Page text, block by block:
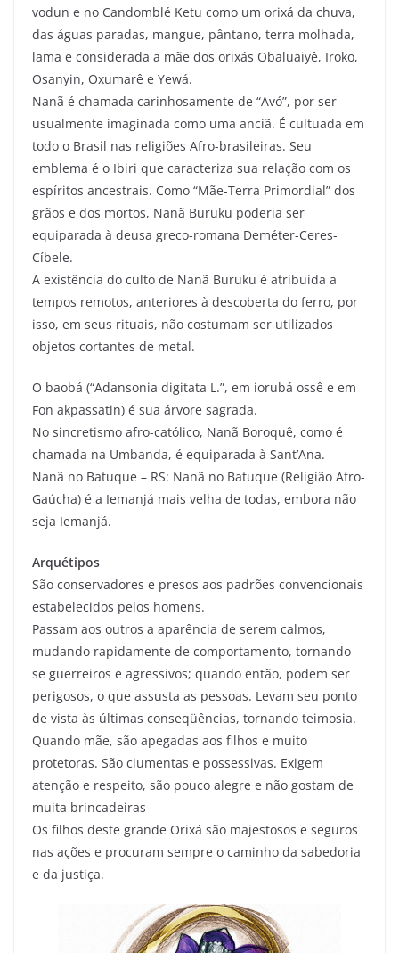
vodun e no Candomblé Ketu como um orixá da chuva,
das águas paradas, mangue, pântano, terra molhada,
lama e considerada a mãe dos orixás Obaluaiyê, Iroko,
Osanyin, Oxumarê e Yewá.
Nanã é chamada carinhosamente de “Avó”, por ser
usualmente imaginada como uma anciã. É cultuada em
todo o Brasil nas religiões Afro-brasileiras. Seu
emblema é o Ibiri que caracteriza sua relação com os
espíritos ancestrais. Como “Mãe-Terra Primordial” dos
grãos e dos mortos, Nanã Buruku poderia ser
equiparada à deusa greco-romana Deméter-Ceres-
Cíbele.
A existência do culto de Nanã Buruku é atribuída a
tempos remotos, anteriores à descoberta do ferro, por
isso, em seus rituais, não costumam ser utilizados
objetos cortantes de metal.
O baobá (“Adansonia digitata L.”, em iorubá ossê e em
Fon akpassatin) é sua árvore sagrada.
No sincretismo afro-católico, Nanã Boroquê, como é
chamada na Umbanda, é equiparada à Sant’Ana.
Nanã no Batuque – RS: Nanã no Batuque (Religião Afro-
Gaúcha) é a Iemanjá mais velha de todas, embora não
seja Iemanjá.
Arquétipos
São conservadores e presos aos padrões convencionais
estabelecidos pelos homens.
Passam aos outros a aparência de serem calmos,
mudando rapidamente de comportamento, tornando-
se guerreiros e agressivos; quando então, podem ser
perigosos, o que assusta as pessoas. Levam seu ponto
de vista às últimas conseqüências, tornando teimosia.
Quando mãe, são apegadas aos filhos e muito
protetoras. São ciumentas e possessivas. Exigem
atenção e respeito, são pouco alegre e não gostam de
muita brincadeiras
Os filhos deste grande Orixá são majestosos e seguros
nas ações e procuram sempre o caminho da sabedoria
e da justiça.